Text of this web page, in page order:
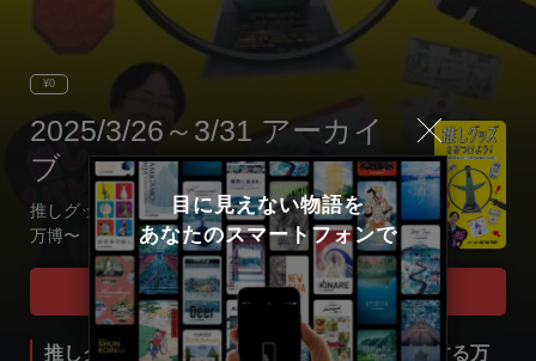
¥0
2025/3/26～3/31 アーカイ
ブ
推しグッズをみつけよう！ 〜白井さんが紹介する
万博〜
Tour Start
目に見えない物語を
あなたのスマートフォンで
推しグッズをみつけよう！ 〜白井さんが紹介する万
Select language
日本語